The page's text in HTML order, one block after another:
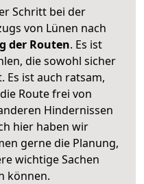
Schritt bei der
von Lünen nach
der Routen. Es ist
die sowohl sicher
Es ist auch ratsam,
Route frei von
Hindernissen
hier haben wir
gerne die Planung,
wichtige Sachen
können.